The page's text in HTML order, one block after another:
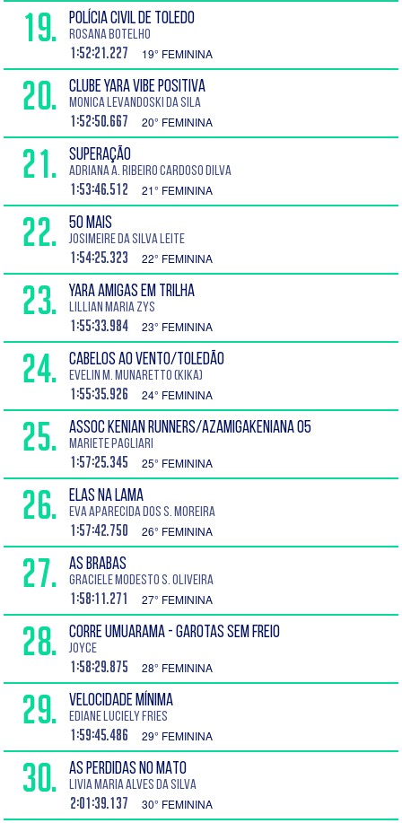
19. POLÍCIA CIVIL DE TOLEDO
Rosana Botelho
1:52:21.227 19° FEMININA
20. CLUBE YARA VIBE POSITIVA
Monica Levandoski da Sila
1:52:50.667 20° FEMININA
21. SUPERAÇÃO
Adriana A. Ribeiro Cardoso Dilva
1:53:46.512 21° FEMININA
22. 50 MAIS
Josimeire da Silva Leite
1:54:25.323 22° FEMININA
23. YARA AMIGAS EM TRILHA
Lillian Maria Zys
1:55:33.984 23° FEMININA
24. CABELOS AO VENTO/TOLEDÃO
Evelin M. Munaretto (Kika)
1:55:35.926 24° FEMININA
25. ASSOC KENIAN RUNNERS/AZAMIGAKENIANA 05
Mariete Pagliari
1:57:25.345 25° FEMININA
26. ELAS NA LAMA
Eva Aparecida dos S. Moreira
1:57:42.750 26° FEMININA
27. AS BRABAS
Graciele Modesto S. Oliveira
1:58:11.271 27° FEMININA
28. CORRE UMUARAMA - GAROTAS SEM FREIO
Joyce
1:58:29.875 28° FEMININA
29. VELOCIDADE MÍNIMA
Ediane Luciely Fries
1:59:45.486 29° FEMININA
30. AS PERDIDAS NO MATO
Livia Maria Alves da Silva
2:01:39.137 30° FEMININA